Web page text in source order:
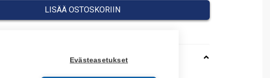
Evästeasetukset
LISÄÄ OSTOSKORIIN